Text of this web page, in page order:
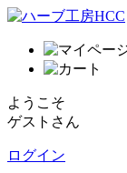
ようこそ
ゲストさん
ログイン